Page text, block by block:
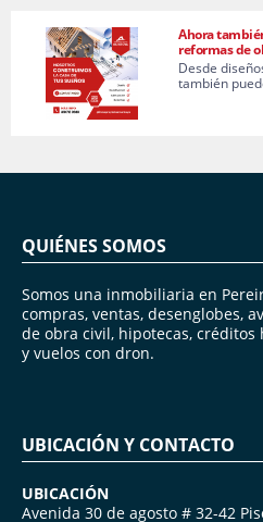
Ahora
reformas de
Desde
también
QUIÉNES SOMOS
Somos una inmobiliaria en
compras, ventas, desenglobes,
de obra civil, hipotecas, créditos
y vuelos con dron.
UBICACIÓN Y CONTACTO
UBICACIÓN
Avenida 30 de agosto # 32-42